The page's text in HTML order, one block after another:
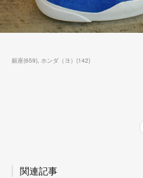
銀座(659) ホンダ（ヨ） (142)
関連記事